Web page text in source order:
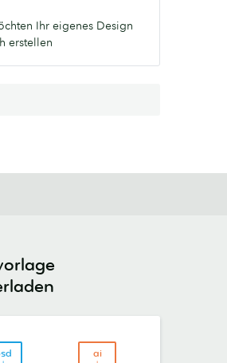
Ihr eigenes Design
erstellen